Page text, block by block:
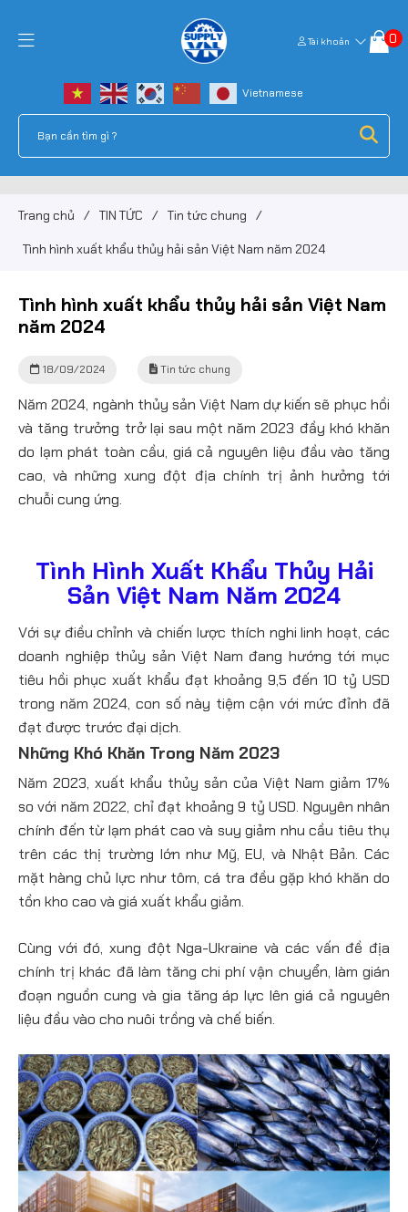
Tài khoản 0
Trang chủ / TIN TỨC / Tin tức chung /
Tình hình xuất khẩu thủy hải sản Việt Nam năm 2024
Tình hình xuất khẩu thủy hải sản Việt Nam
năm 2024
18/09/2024 Tin tức chung
Năm 2024, ngành thủy sản Việt Nam dự kiến sẽ phục hồi
và tăng trưởng trở lại sau một năm 2023 đầy khó khăn
do lạm phát toàn cầu, giá cả nguyên liệu đầu vào tăng
cao, và những xung đột địa chính trị ảnh hưởng tới
chuỗi cung ứng.
Tình Hình Xuất Khẩu Thủy Hải
Sản Việt Nam Năm 2024
Với sự điều chỉnh và chiến lược thích nghi linh hoạt, các
doanh nghiệp thủy sản Việt Nam đang hướng tới mục
tiêu hồi phục xuất khẩu đạt khoảng 9,5 đến 10 tỷ USD
trong năm 2024, con số này tiệm cận với mức đỉnh đã
đạt được trước đại dịch​.
Những Khó Khăn Trong Năm 2023
Năm 2023, xuất khẩu thủy sản của Việt Nam giảm 17%
so với năm 2022, chỉ đạt khoảng 9 tỷ USD. Nguyên nhân
chính đến từ lạm phát cao và suy giảm nhu cầu tiêu thụ
trên các thị trường lớn như Mỹ, EU, và Nhật Bản. Các
mặt hàng chủ lực như tôm, cá tra đều gặp khó khăn do
tồn kho cao và giá xuất khẩu giảm.
Cùng với đó, xung đột Nga-Ukraine và các vấn đề địa
chính trị khác đã làm tăng chi phí vận chuyển, làm gián
đoạn nguồn cung và gia tăng áp lực lên giá cả nguyên
liệu đầu vào cho nuôi trồng và chế biến​.